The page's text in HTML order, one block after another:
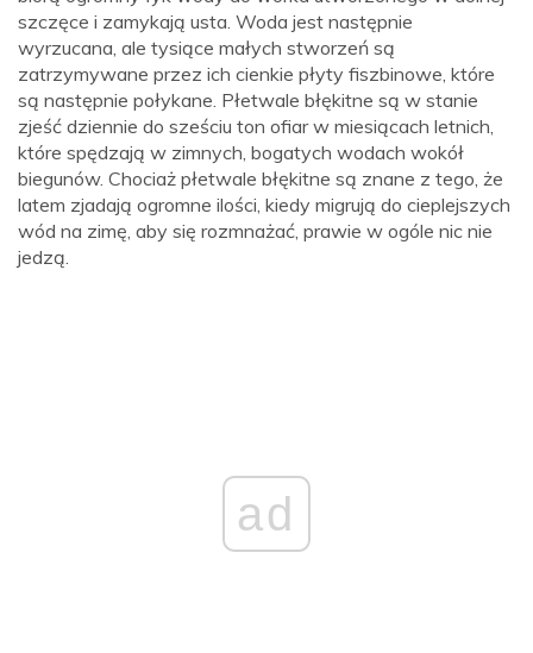
szczęce i zamykają usta. Woda jest następnie
wyrzucana, ale tysiące małych stworzeń są
zatrzymywane przez ich cienkie płyty fiszbinowe, które
są następnie połykane. Płetwale błękitne są w stanie
zjeść dziennie do sześciu ton ofiar w miesiącach letnich,
które spędzają w zimnych, bogatych wodach wokół
biegunów. Chociaż płetwale błękitne są znane z tego, że
latem zjadają ogromne ilości, kiedy migrują do cieplejszych
wód na zimę, aby się rozmnażać, prawie w ogóle nic nie
jedzą.
ad